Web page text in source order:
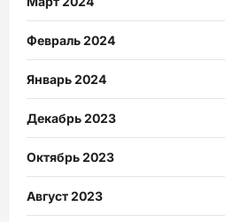
Февраль 2024
Январь 2024
Декабрь 2023
Октябрь 2023
Август 2023